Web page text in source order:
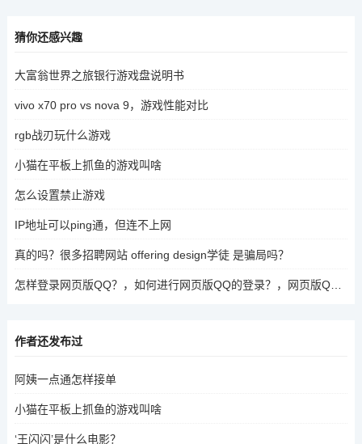
猜你还感兴趣
大富翁世界之旅银行游戏盘说明书
vivo x70 pro vs nova 9，游戏性能对比
rgb战刃玩什么游戏
小猫在平板上抓鱼的游戏叫啥
怎么设置禁止游戏
IP地址可以ping通，但连不上网
真的吗？很多招聘网站 offering design学徒 是骗局吗？
怎样登录网页版QQ？，如何进行网页版QQ的登录？，网页版QQ如何登录？，网页版QQ登录步骤是什么？，如何通过QQ账号登录网页版QQ？，网页版QQ登录方式有哪些？，网页版QQ登录需要什么条件？，网页版QQ登录时如何操作？，网页版QQ登录是否需要密码？，如何进行网页版QQ的登录？
作者还发布过
阿姨一点通怎样接单
小猫在平板上抓鱼的游戏叫啥
‘王闪闪’是什么电影？